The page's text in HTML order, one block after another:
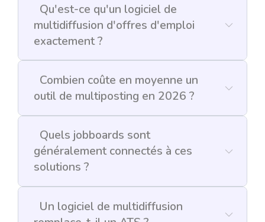
Qu'est-ce qu'un logiciel de
multidiffusion d'offres d'emploi
exactement ?
Combien coûte en moyenne un
outil de multiposting en 2026 ?
Quels jobboards sont
généralement connectés à ces
solutions ?
Un logiciel de multidiffusion